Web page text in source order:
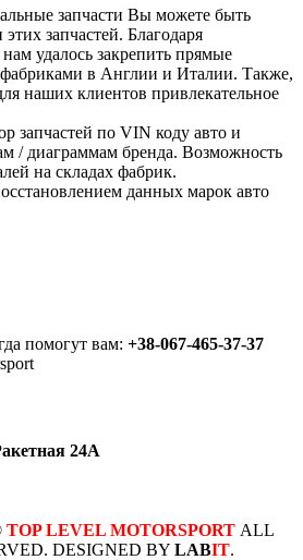
запчасти Вы можете быть
запчастей. Благодаря
удалось закрепить прямые
в Англии и Италии. Также,
наших клиентов привлекательное
запчастей по VIN коду авто и
/ диаграммам бренда. Возможность
на складах фабрик.
данных марок авто
помогут вам: +38-067-465-37-37
24А
TOP LEVEL MOTORSPORT ALL
DESIGNED BY LABIT.